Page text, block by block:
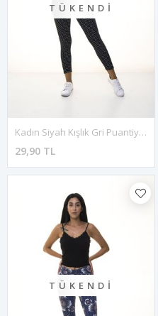
TÜKENDI
Kadın Siyah Kışlık Gri Puantiyeli Tayt 1E-1081
29,90 TL
TÜKENDI